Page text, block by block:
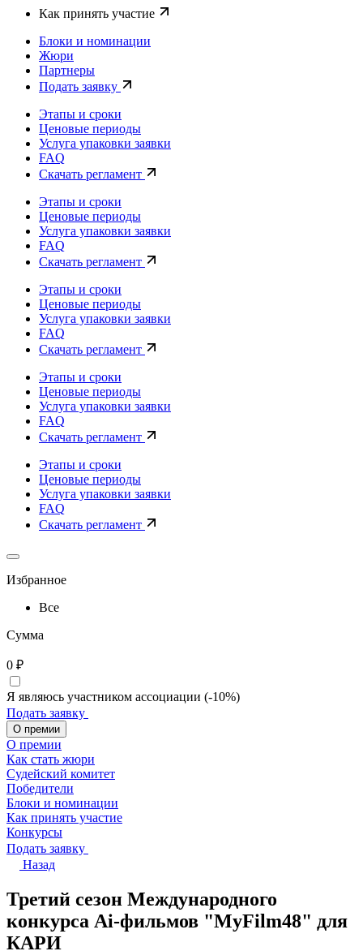
Как принять участие
Блоки и номинации
Жюри
Партнеры
Подать заявку
Этапы и сроки
Ценовые периоды
Услуга упаковки заявки
FAQ
Скачать регламент
Этапы и сроки
Ценовые периоды
Услуга упаковки заявки
FAQ
Скачать регламент
Этапы и сроки
Ценовые периоды
Услуга упаковки заявки
FAQ
Скачать регламент
Этапы и сроки
Ценовые периоды
Услуга упаковки заявки
FAQ
Скачать регламент
Этапы и сроки
Ценовые периоды
Услуга упаковки заявки
FAQ
Скачать регламент
Избранное
Все
Сумма
0 ₽
Я являюсь участником ассоциации (-10%)
Подать заявку
О премии
О премии
Как стать жюри
Судейский комитет
Победители
Блоки и номинации
Как принять участие
Конкурсы
Подать заявку
Назад
Третий сезон Международного
конкурса Ai-фильмов "MyFilm48" для
КАРИ